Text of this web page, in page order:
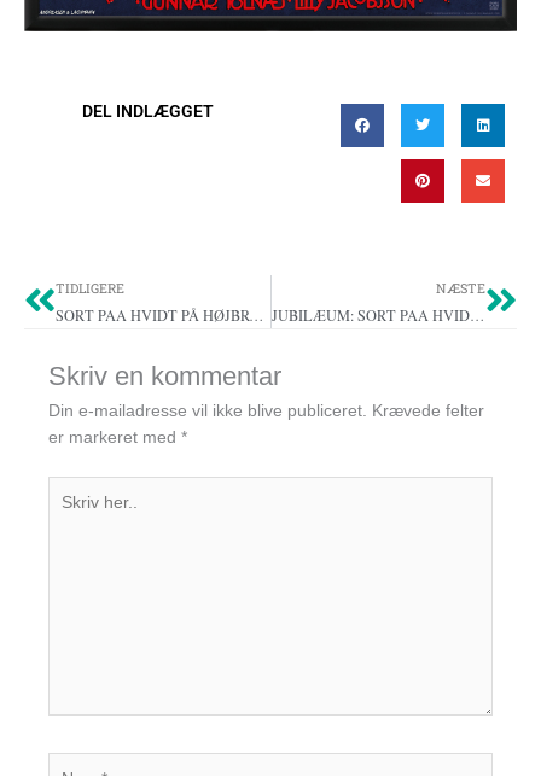
DEL INDLÆGGET
Tidligere
TIDLIGERE
SORT PAA HVIDT PÅ HØJBRO PLADS
NÆSTE
JUBILÆUM: SORT PAA HVIDT 1918-2018
Skriv en kommentar
Din e-mailadresse vil ikke blive publiceret. Krævede felter
er markeret med *